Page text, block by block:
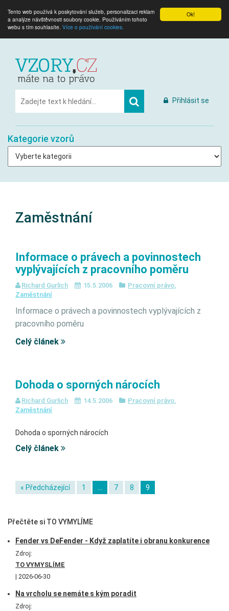
Ok!
Tento web používá k poskytování služeb, personalizaci reklam
a analýze návštěvnosti soubory cookie. Používáním tohoto
webu s tím souhlasíte. Více o používání cookies.
Přihlásit se
Kategorie vzorů
Zaměstnání
Informace o právech a povinnostech
vyplývajících z pracovního poměru
Richard Gurlich 15.5.2006 Pracovní právo,
Zaměstnání
Informace o právech a povinnostech vyplývajících z
pracovního poměru
Celý článek
Dohoda o sporných nárocích
Richard Gurlich 14.5.2006 Pracovní právo,
Zaměstnání
Dohoda o sporných nárocích
Celý článek
« Předcházející 1 7 8 9
Přečtěte si TO VYMYLÍME
Fender vs DeFender - Když zaplatíte i obranu konkurence
Zdroj:
TO VYMYSLÍME
2026-06-30
Na vrcholu se nemáte s kým poradit
Zdroj: